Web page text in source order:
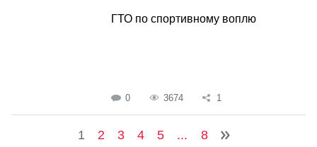
ГТО по спортивному воплю
0 3674 1
1 2 3 4 5 ... 8